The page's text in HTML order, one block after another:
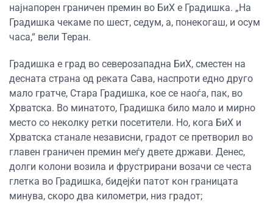
најнапорен граничен премин во БиХ е Градишка. „На
Градишка чекаме по шест, седум, а, понекогаш, и осум
часа,“ вели Теран.
Градишка е град во северозападна БиХ, сместен на
десната страна од реката Сава, наспроти едно друго
мало гратче, Стара Градишка, кое се наоѓа, пак, во
Хрватска. Во минатото, Градишка било мало и мирно
место со неколку ретки посетители. Но, кога БиХ и
Хрватска станале независни, градот се претворил во
главен граничен премин меѓу двете држави. Денес,
долги колони возила и фрустрирани возачи се честа
глетка во Градишка, бидејќи патот кон границата
минува, скоро два километри, низ градот;